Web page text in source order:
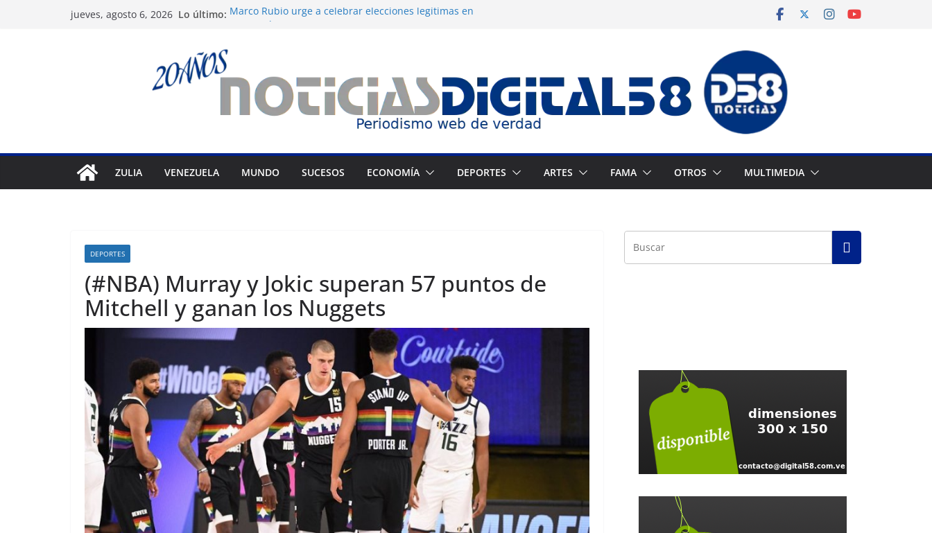
jueves, agosto 6, 2026 Lo último: Marco Rubio urge a celebrar elecciones legítimas en
Hallan el cuerpo del montañista Nirmal Purja tras
avalancha en Pakistán
Machado exige un cronograma electoral a la mesa de
ZULIA VENEZUELA MUNDO SUCESOS ECONOMÍA DEPORTES ARTES FAMA OTROS MULTIMEDIA
DEPORTES
(#NBA) Murray y Jokic superan 57 puntos de
Mitchell y ganan los Nuggets